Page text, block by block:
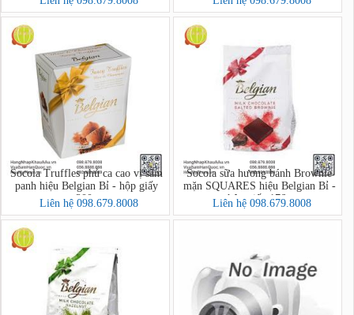
Socola Truffles phủ ca cao vị sâm
panh hiệu Belgian Bỉ - hộp giấy
200g
Liên hệ 098.679.8008
Socola sữa hương bánh Brownie
mặn SQUARES hiệu Belgian Bỉ -
hộp giấy 176g
Liên hệ 098.679.8008